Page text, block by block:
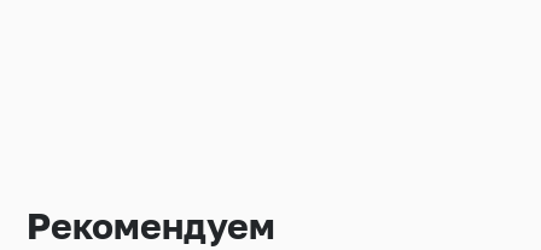
Рекомендуем